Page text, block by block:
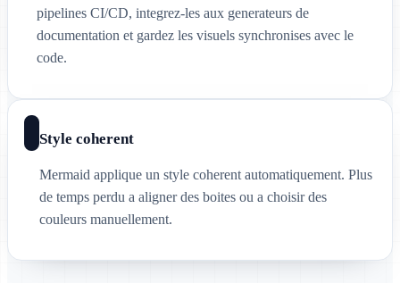
pipelines CI/CD, integrez-les aux generateurs de
documentation et gardez les visuels synchronises avec le
code.
Style coherent
Mermaid applique un style coherent automatiquement. Plus
de temps perdu a aligner des boites ou a choisir des
couleurs manuellement.